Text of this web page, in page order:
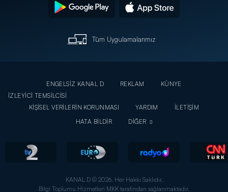
Tüm Uygulamalarımız
ENGELSİZ KANAL D REKLAM
KÜNYE
İZLEYİCİ TEMSİLCİSİ
KİŞİSEL VERİLERİN KORUNMASI
YARDIM
İLETİŞİM
HATA BİLDİR
DİĞER
KANAL D © 2026. Her Hakkı Saklıdır.
Bilgi Toplumu Hizmetleri MKK tarafından sağlanmaktadır.